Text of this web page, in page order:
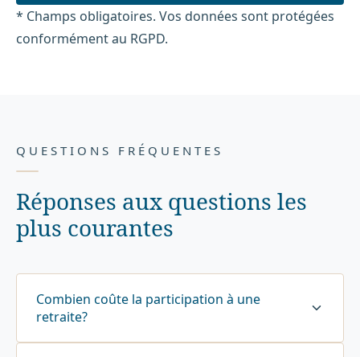
* Champs obligatoires. Vos données sont protégées
conformément au RGPD.
QUESTIONS FRÉQUENTES
Réponses aux questions les
plus courantes
Combien coûte la participation à une
retraite?